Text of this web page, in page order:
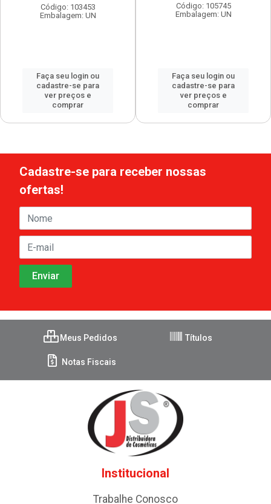
Código: 103453
Embalagem: UN
Faça seu login ou
cadastre-se para
ver preços e
comprar
Código: 105745
Embalagem: UN
Faça seu login ou
cadastre-se para
ver preços e
comprar
Cadastre-se para receber nossas
ofertas!
Meus Pedidos Títulos
Notas Fiscais
Institucional
Trabalhe Conosco